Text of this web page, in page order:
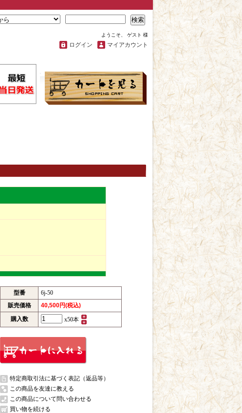
検索
ようこそ、 ゲスト 様
マイアカウント
ログイン
型番
6j-50
販売価格
40,500円(税込)
購入数
x50本
特定商取引法に基づく表記（返品等）
この商品を友達に教える
この商品について問い合わせる
買い物を続ける